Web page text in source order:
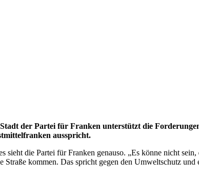
der Partei für Franken unterstützt die
ausspricht.
die Partei für Franken genauso. „Es könne nicht
kommen. Das spricht gegen den Umweltschutz